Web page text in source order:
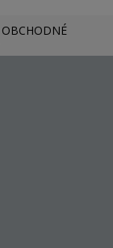
OBCHODNÉ